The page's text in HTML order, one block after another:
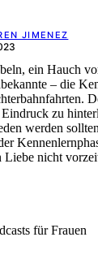
JIMENEZ
ein Hauch
– die
zu
werden
Liebe nicht